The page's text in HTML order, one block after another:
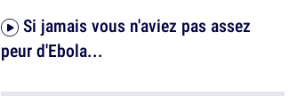
peur d'Ebola...